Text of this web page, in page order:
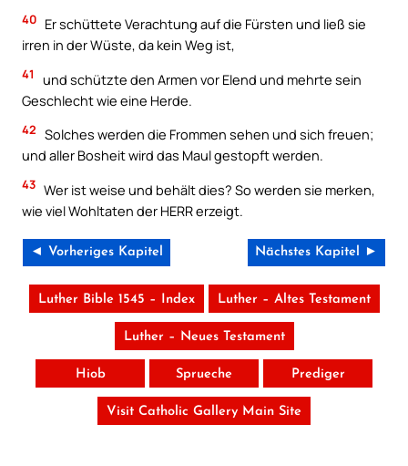
40 Er schüttete Verachtung auf die Fürsten und ließ sie
irren in der Wüste, da kein Weg ist,
41
und schützte den Armen vor Elend und mehrte sein
Geschlecht wie eine Herde.
42 Solches werden die Frommen sehen und sich freuen;
und aller Bosheit wird das Maul gestopft werden.
43 Wer ist weise und behält dies? So werden sie merken,
wie viel Wohltaten der HERR erzeigt.
◄ Vorheriges Kapitel Nächstes Kapitel ►
Luther Bible 1545 – Index Luther – Altes Testament
Luther – Neues Testament
Hiob Sprueche Prediger
Visit Catholic Gallery Main Site